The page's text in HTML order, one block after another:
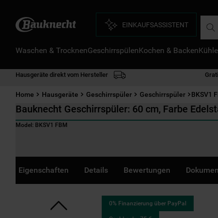
EINKAUFSASSISTENT
Waschen & TrocknenGeschirrspülenKochen & Backen
Hausgeräte direkt vom Hersteller
Home Hausgeräte Geschirrspüler Geschirrspüler BKSV1
Bauknecht Geschirrspüler: 60 cm, Farbe
Model: BKSV1 FBM
Eigenschaften Details Bewertungen
0% Finanzierung über PayPal
3
8.